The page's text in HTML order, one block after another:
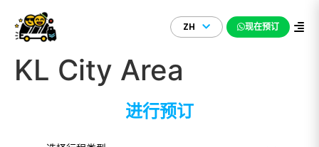
ZH 现在预订
KL City Area
进行预订